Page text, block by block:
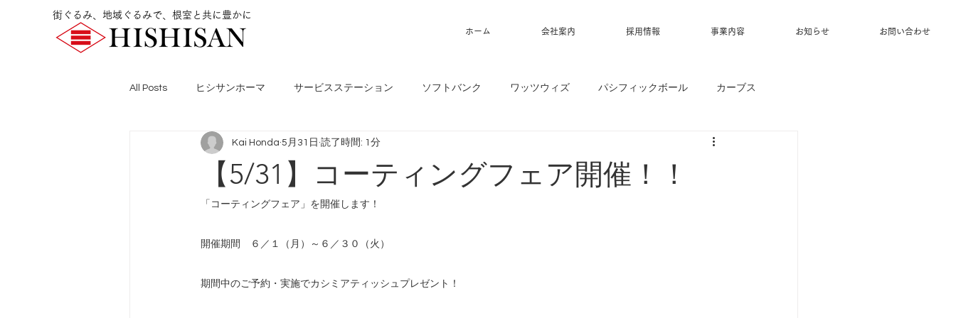
街ぐるみ、地域ぐるみで、根室と共に豊かに
ホーム 会社案内 採用情報 事業内容 お知らせ お問い合わせ
All Posts ヒシサンホーマ サービスステーション ソフトバンク ワッツウィズ パシフィックボール カーブス
【5/31】コーティングフェア開催！！
Kai Honda 5月31日 読了時間: 1分
「コーティングフェア」を開催します！
開催期間　６／１（月）～６ ／３０（火）
期間中のご予約・実施でカシミアティッシュプレゼント！